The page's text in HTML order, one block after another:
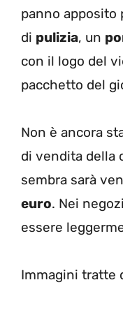
panno apposito
di pulizia, un
con il logo del
pacchetto del
Non è ancora
di vendita della
sembra sarà
euro. Nei
essere
Immagini tratte